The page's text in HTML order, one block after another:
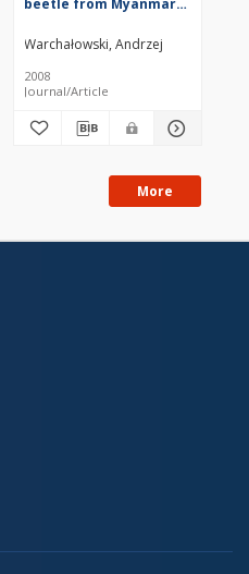
beetle from Myanmar
Chrysomelidae:
Eumolpinae)
Warchałowski, Andrzej
2008
Journal/Article
More